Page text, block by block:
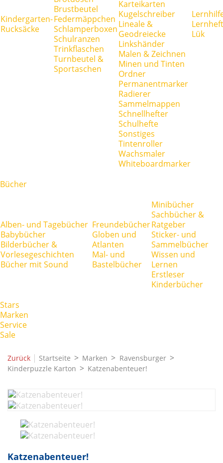
Kindergarten-
Rucksäcke
Brustbeutel
Federmäppchen
Schlamperboxen
Schulranzen
Trinkflaschen
Turnbeutel &
Sportaschen
Karteikarten
Kugelschreiber
Lineale &
Geodreiecke
Linkshänder
Malen & Zeichnen
Minen und Tinten
Ordner
Permanentmarker
Radierer
Sammelmappen
Schnellhefter
Schulhefte
Sonstiges
Tintenroller
Wachsmaler
Whiteboardmarker
Lük
Bücher
Alben- und Tagebücher
Babybücher
Bilderbücher &
Vorlesegeschichten
Bücher mit Sound
Freundebücher
Globen und
Atlanten
Mal- und
Bastelbücher
Minibücher
Sachbücher &
Ratgeber
Sticker- und
Sammelbücher
Wissen und
Lernen
Erstleser
Kinderbücher
Stars
Marken
Service
Sale
Zurück | Startseite Marken
Ravensburger
Kinderpuzzle Karton
Katzenabenteuer!
Katzenabenteuer!